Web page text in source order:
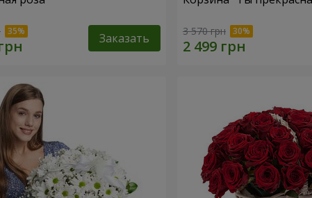
Заказать 3 570 грн